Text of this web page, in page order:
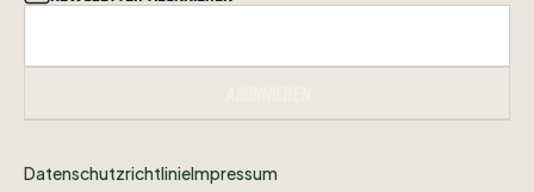
DatenschutzrichtlinieImpressum